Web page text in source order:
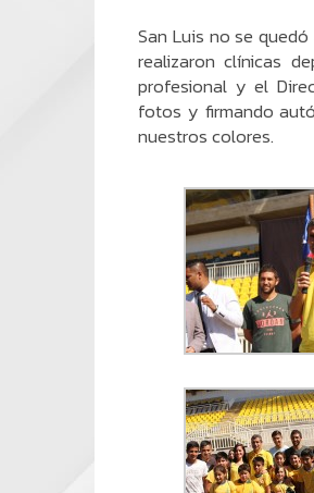
San Luis no se
realizaron clínicas
profesional y el
fotos y firmando
nuestros colores.